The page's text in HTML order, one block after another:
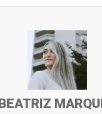
BEATRIZ